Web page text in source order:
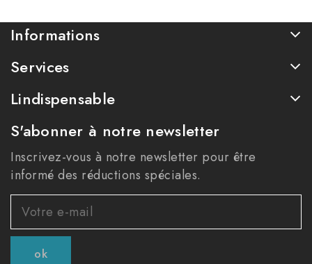
Informations
Services
Lindispensable
S'abonner à notre newsletter
Inscrivez-vous à notre newsletter pour être
informé des réductions spéciales.